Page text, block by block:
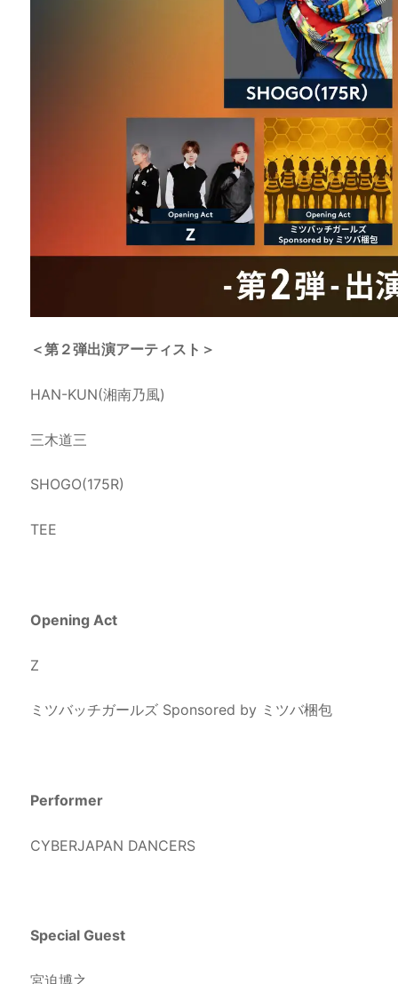
＜第２弾出演アーティスト＞
HAN-KUN(湘南乃風)
三木道三
SHOGO(175R)
TEE
Opening Act
Z
ミツバッチガールズ Sponsored by ミツバ梱包
Performer
CYBERJAPAN DANCERS
Special Guest